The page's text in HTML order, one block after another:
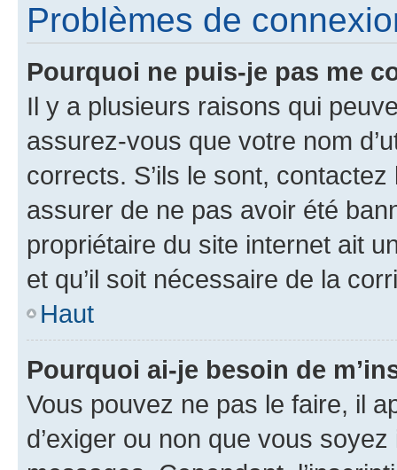
Problèmes de
Pourquoi ne puis-je pas me
Il y a plusieurs raisons qui
assurez-vous que votre nom
corrects. S’ils le sont,
assurer de ne pas avoir été
propriétaire du site internet ait
et qu’il soit nécessaire de la
Haut
Pourquoi ai-je besoin de
Vous pouvez ne pas le faire, il
d’exiger ou non que vous